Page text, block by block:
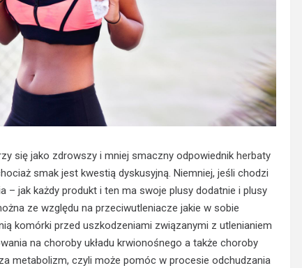
się jako zdrowszy i mniej smaczny odpowiednik herbaty
smak jest kwestią dyskusyjną. Niemniej, jeśli chodzi
– jak każdy produkt i ten ma swoje plusy dodatnie i plusy
ze względu na przeciwutleniacze jakie w sobie
komórki przed uszkodzeniami związanymi z utlenianiem
na choroby układu krwionośnego a także choroby
metabolizm, czyli może pomóc w procesie odchudzania